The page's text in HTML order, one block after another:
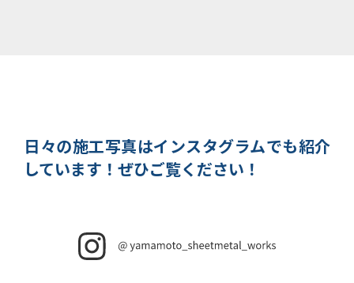
日々の施工写真はインスタグラムでも紹介
しています！ ぜひご覧ください！